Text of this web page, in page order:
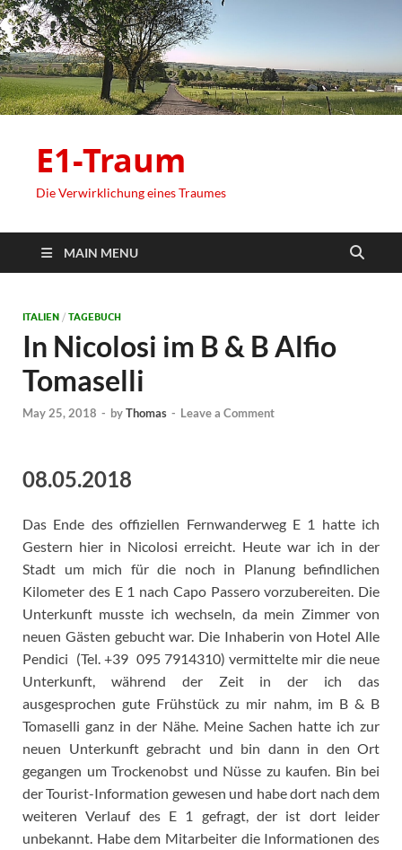
E1-Traum
Die Verwirklichung eines Traumes
MAIN MENU
ITALIEN / TAGEBUCH
In Nicolosi im B & B Alfio
Tomaselli
May 25, 2018 - byThomas - Leave a Comment
08.05.2018
Das Ende des offiziellen Fernwanderweg E 1 hatte ich
Gestern hier in Nicolosi erreicht. Heute war ich in der
Stadt um mich für die noch in Planung befindlichen
Kilometer des E 1 nach Capo Passero vorzubereiten. Die
Unterkunft musste ich wechseln, da mein Zimmer von
neuen Gästen gebucht war. Die Inhaberin von Hotel Alle
Pendici (Tel. +39 095 7914310) vermittelte mir die neue
Unterkunft, während der Zeit in der ich das
ausgesprochen gute Frühstück zu mir nahm, im B & B
Tomaselli ganz in der Nähe. Meine Sachen hatte ich zur
neuen Unterkunft gebracht und bin dann in den Ort
gegangen um Trockenobst und Nüsse zu kaufen. Bin bei
der Tourist-Information gewesen und habe dort nach dem
weiteren Verlauf des E 1 gefragt, der ist dort leider
unbekannt. Habe dem Mitarbeiter die Informationen des